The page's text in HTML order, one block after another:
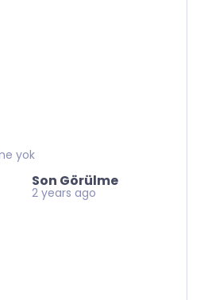
yok
Son Görülme
2 years ago